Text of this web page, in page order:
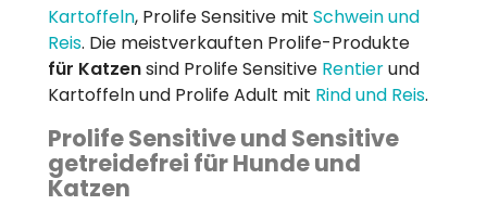
Kartoffeln, Prolife Sensitive mit Schwein und
Reis. Die meistverkauften Prolife-Produkte
für Katzensind Prolife Sensitive Rentierund
Kartoffeln und Prolife Adult mit Rind und Reis.
Prolife Sensitive und Sensitive
getreidefrei für Hunde und
Katzen